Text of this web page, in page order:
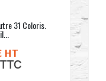
31 Coloris.
HT
TTC